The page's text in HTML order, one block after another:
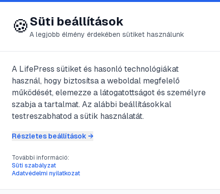
😍 LifePress
🏷️#világegyetem
134cikk található ezzel a címkével
Feng shui &#8211; Ji csing
🍪Süti beállítások
A legjobb élmény érdekében sütiket használunk
A LifePress sütiket és hasonló technológiákat
használ, hogy biztosítsa a weboldal megfelelő
működését, elemezze a látogatottságot és személyre
szabja a tartalmat. Az alábbi beállításokkal
testreszabhatod a sütik használatát.
Részletes beállítások →
További információ:
Süti szabályzat
Adatvédelmi nyilatkozat